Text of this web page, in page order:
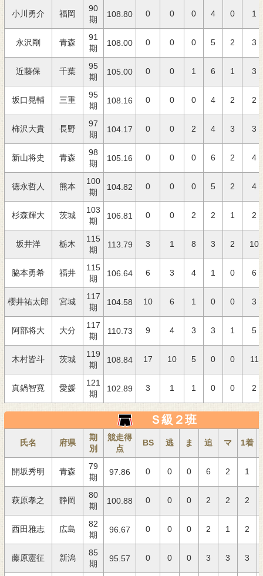
小川勇介 福岡
90
期
108.80 0 0 0 4 0 1
永沢剛 青森
91
期
108.00 0 0 0 5 2 3
近藤保 千葉
95
期
105.00 0 0 1 6 1 3
坂口晃輔 三重
95
期
108.16 0 0 0 4 2 2
柿沢大貴 長野
97
期
104.17 0 0 2 4 3 3
新山将史 青森
98
期
105.16 0 0 0 6 2 4
徳永哲人 熊本
100
期
104.82 0 0 0 5 2 4
杉森輝大 茨城
103
期
106.81 0 0 2 2 1 2
坂井洋 栃木
115
期
113.79 3 1 8 3 2 10
脇本勇希 福井
115
期
106.64 6 3 4 1 0 6
櫻井祐太郎 宮城
117
期
104.58 10 6 1 0 0 3
阿部将大 大分
117
期
110.73 9 4 3 3 1 5
木村皆斗 茨城
119
期
108.84 17 10 5 0 0 11
真鍋智寛 愛媛
121
期
102.89 3 1 1 0 0 2
Ｓ級２班
氏名 府県
期
別
競走得
点
BS 逃 ま 追 マ 1着
開坂秀明 青森
79
期
97.86 0 0 0 6 2 1
萩原孝之 静岡
80
期
100.88 0 0 0 2 2 2
西田雅志 広島
82
期
96.67 0 0 0 2 1 2
藤原憲征 新潟
85
期
95.57 0 0 0 3 3 3